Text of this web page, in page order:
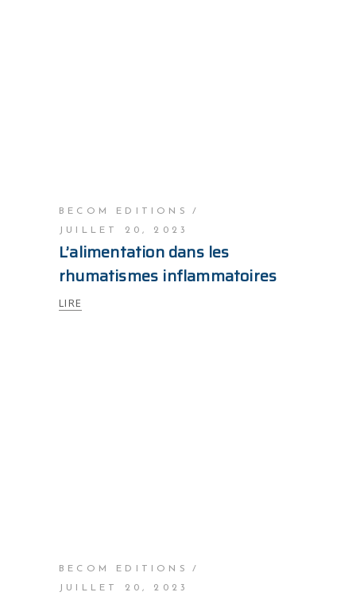
BECOM EDITIONS
JUILLET 20, 2023
L’alimentation dans les
rhumatismes inflammatoires
LIRE
BECOM EDITIONS
JUILLET 20, 2023